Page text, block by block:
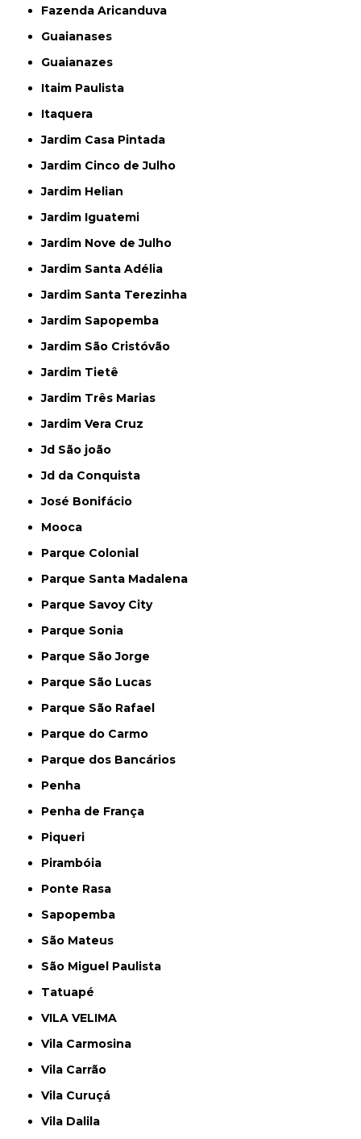
Fazenda Aricanduva
Guaianases
Guaianazes
Itaim Paulista
Itaquera
Jardim Casa Pintada
Jardim Cinco de Julho
Jardim Helian
Jardim Iguatemi
Jardim Nove de Julho
Jardim Santa Adélia
Jardim Santa Terezinha
Jardim Sapopemba
Jardim São Cristóvão
Jardim Tietê
Jardim Três Marias
Jardim Vera Cruz
Jd São joão
Jd da Conquista
José Bonifácio
Mooca
Parque Colonial
Parque Santa Madalena
Parque Savoy City
Parque Sonia
Parque São Jorge
Parque São Lucas
Parque São Rafael
Parque do Carmo
Parque dos Bancários
Penha
Penha de França
Piqueri
Pirambóia
Ponte Rasa
Sapopemba
São Mateus
São Miguel Paulista
Tatuapé
VILA VELIMA
Vila Carmosina
Vila Carrão
Vila Curuçá
Vila Dalila